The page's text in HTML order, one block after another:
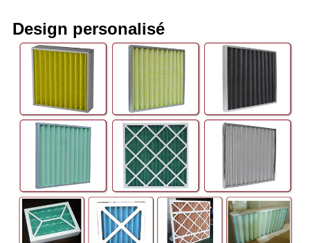
Design personalisé